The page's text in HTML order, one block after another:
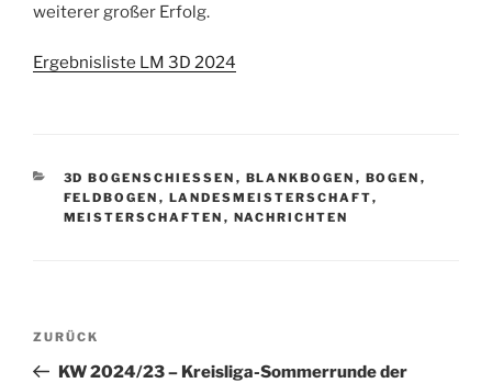
weiterer großer Erfolg.
Ergebnisliste LM 3D 2024
KATEGORIEN
3D BOGENSCHIESSEN , BLANKBOGEN , BOGEN ,
FELDBOGEN , LANDESMEISTERSCHAFT,
MEISTERSCHAFTEN , NACHRICHTEN
Beitragsnavigation
Vorheriger
Beitrag
ZURÜCK
KW 2024/23 – Kreisliga-Sommerrunde der